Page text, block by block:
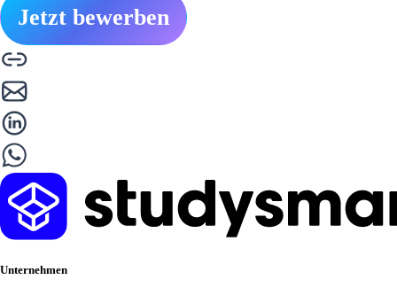
Jetzt bewerben
Unternehmen